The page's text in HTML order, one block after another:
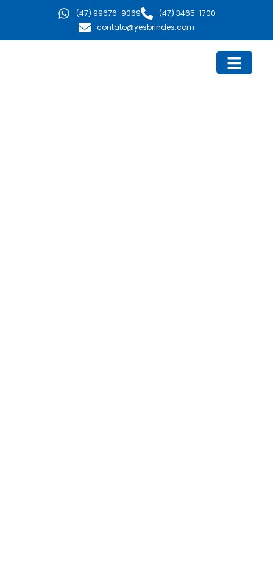
(47) 99676-9069
(47) 3465-1700
contato@yesbrindes.com